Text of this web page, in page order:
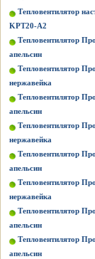
Тепловентилятор
KPT20-A2
Тепловентилятор
апельсин
Тепловентилятор
нержавейка
Тепловентилятор
апельсин
Тепловентилятор
нержавейка
Тепловентилятор
апельсин
Тепловентилятор
нержавейка
Тепловентилятор
апельсин
Тепловентилятор
апельсин